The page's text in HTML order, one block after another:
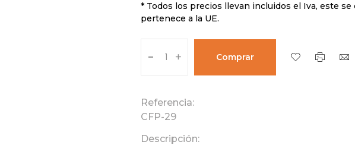
* Todos los precios llevan incluidos el Iva, este
pertenece a la UE.
- + Comprar
Referencia:
CFP-29
Descripción: